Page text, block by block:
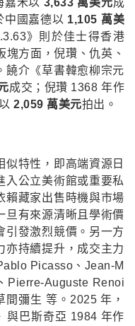
中國嘉德以 1,105 萬美
》則於佳士得香港
塊方面，倪瓚、仇英、
饒介《草書韓愈柳宗元
成交；倪瓚 1368 年作
2,059 萬美元拍出。
似特性，即高端資源日
入公立美術館或重要私
賴藏家出售時機與市場
旦有來源清晰且學術價
引發激烈競價。另一方
亦持續提升，成交主力
Picasso、Jean-M
Pierre-Auguste Renoi
彌生 等。2025 年，
與巴斯奇亞 1984 年作